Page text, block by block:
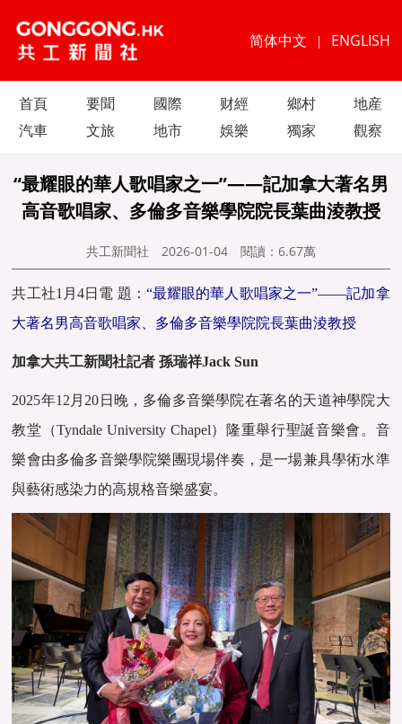
简体中文 | ENGLISH
首頁 要聞 國際 财經 鄉村
地産
汽車
文旅 地市 娛樂 獨家 觀察
“最耀眼的華人歌唱家之一”——記加拿大著名男
高音歌唱家、多倫多音樂學院院長葉曲淩教授
共工新聞社 2026-01-04 閱讀： 6.67萬
共工社1月4日電 題： “最耀眼的華人歌唱家之一”——記加拿
大著名男高音歌唱家、多倫多音樂學院院長葉曲淩教授
加拿大共工新聞社記者 孫瑞祥Jack Sun
2025年12月20日晚，多倫多音樂學院在著名的天道神學院大
教堂（Tyndale University Chapel）隆重舉行聖誕音樂會。音
樂會由多倫多音樂學院樂團現場伴奏，是一場兼具學術水準
與藝術感染力的高規格音樂盛宴。